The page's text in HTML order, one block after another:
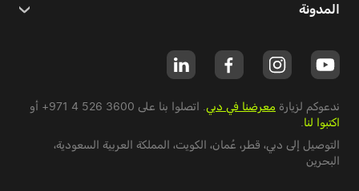
المدونة
ندعوكم لزيارة معرضنا في دبي . اتصلوا بنا على +971 4 526 3600 أو
اكتبوا لنا
التوصيل إلى دبي، قطر، عُمان، الكويت، المملكة العربية السعودية،
البحرين